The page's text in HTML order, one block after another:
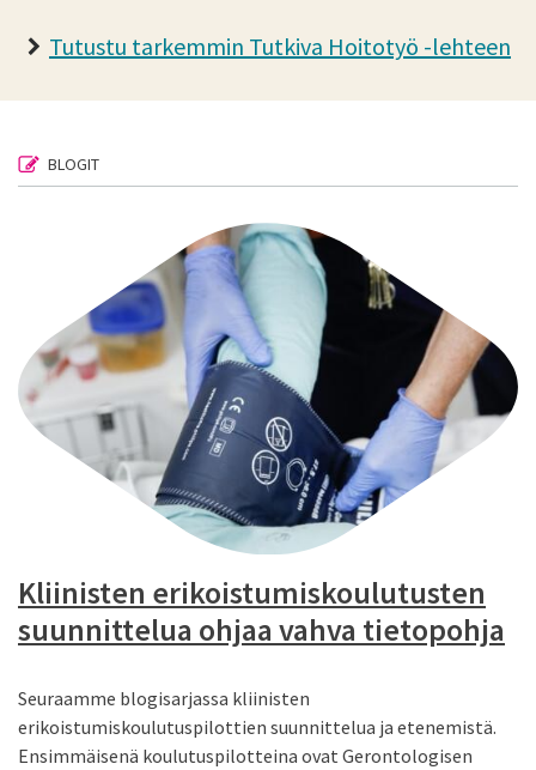
Tutustu tarkemmin Tutkiva Hoitotyö -lehteen
BLOGIT
Kliinisten erikoistumiskoulutusten
suunnittelua ohjaa vahva tietopohja
Seuraamme blogisarjassa kliinisten
erikoistumiskoulutuspilottien suunnittelua ja etenemistä.
Ensimmäisenä koulutuspilotteina ovat Gerontologisen